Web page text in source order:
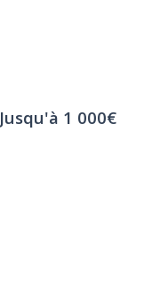
Jusqu'à 1 000€